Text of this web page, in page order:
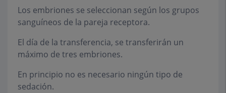
Los embriones se seleccionan según los grupos
sanguíneos de la pareja receptora.
El día de la transferencia, se transferirán un
máximo de tres embriones.
En principio no es necesario ningún tipo de
sedación.